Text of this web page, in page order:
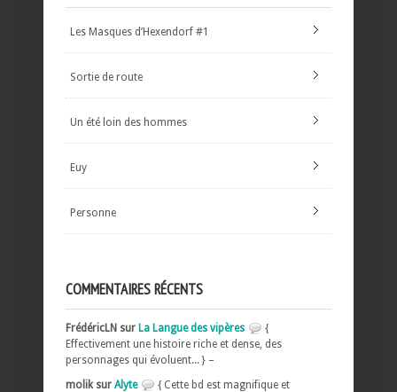
Les Masques d’Hexendorf #1
Sortie de route
Un été loin des hommes
Euy
Personne
COMMENTAIRES RÉCENTS
FrédéricLN sur La Langue des vipères
{
Effectivement une histoire riche et dense, des
personnages qui évoluent... } –
molik sur Alyte
{ Cette bd est magnifique et